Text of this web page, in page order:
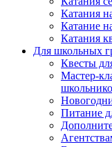
Катания
Катание
Катания
Для школьных
Квесты
Мастер-
Питание